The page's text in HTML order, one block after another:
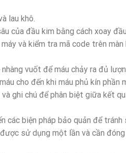
lau khô.
của đầu kim bằng cách xoay
và kiểm tra mã code trên màn
vuốt để máu chảy ra đủ
cho đến khi máu phủ kín phần
ghi chú để phân biệt giữa kết
các biện pháp bảo quản để
sử dụng một lần và cần